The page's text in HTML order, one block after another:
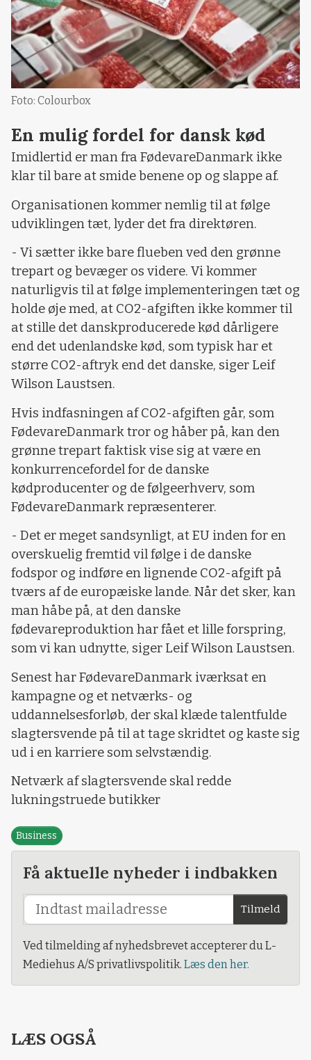
Foto: Colourbox
En mulig fordel for dansk kød
Imidlertid er man fra FødevareDanmark ikke
klar til bare at smide benene op og slappe af.
Organisationen kommer nemlig til at følge
udviklingen tæt, lyder det fra direktøren.
- Vi sætter ikke bare flueben ved den grønne
trepart og bevæger os videre. Vi kommer
naturligvis til at følge implementeringen tæt og
holde øje med, at CO2-afgiften ikke kommer til
at stille det danskproducerede kød dårligere
end det udenlandske kød, som typisk har et
større CO2-aftryk end det danske, siger Leif
Wilson Laustsen.
Hvis indfasningen af CO2-afgiften går, som
FødevareDanmark tror og håber på, kan den
grønne trepart faktisk vise sig at være en
konkurrencefordel for de danske
kødproducenter og de følgeerhverv, som
FødevareDanmark repræsenterer.
- Det er meget sandsynligt, at EU inden for en
overskuelig fremtid vil følge i de danske
fodspor og indføre en lignende CO2-afgift på
tværs af de europæiske lande. Når det sker, kan
man håbe på, at den danske
fødevareproduktion har fået et lille forspring,
som vi kan udnytte, siger Leif Wilson Laustsen.
Senest har FødevareDanmark iværksat en
kampagne og et netværks- og
uddannelsesforløb, der skal klæde talentfulde
slagtersvende på til at tage skridtet og kaste sig
ud i en karriere som selvstændig.
Netværk af slagtersvende skal redde
lukningstruede butikker
Business
Få aktuelle nyheder i indbakken
Tilmeld
Ved tilmelding af nyhedsbrevet accepterer du L-
Mediehus A/S privatlivspolitik. Læs den her.
LÆS OGSÅ